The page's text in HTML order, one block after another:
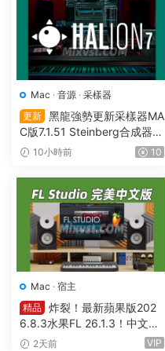
Mac · 音源 · 采樣器
更新 黑龍強勢更新采樣器MA
C版7.1.51 Steinberg合成器St
einberg HALion v7.1.51 MAC
10小時前 10
Mac · 宿主
精品 炸裂！最新蘋果版202
6.8.3水果FL 26.1.3！中文編
曲軟件Image Line-FL Studio
2天前 VIP